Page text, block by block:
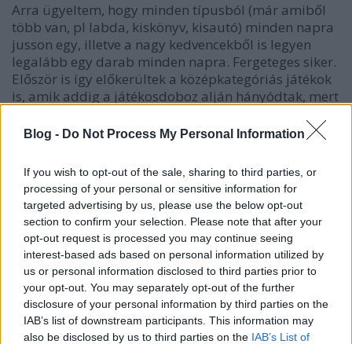
Blog - Do Not Process My Personal Information
If you wish to opt-out of the sale, sharing to third parties, or
processing of your personal or sensitive information for
targeted advertising by us, please use the below opt-out
section to confirm your selection. Please note that after your
opt-out request is processed you may continue seeing
interest-based ads based on personal information utilized by
us or personal information disclosed to third parties prior to
your opt-out. You may separately opt-out of the further
disclosure of your personal information by third parties on the
IAB’s list of downstream participants. This information may
also be disclosed by us to third parties on the IAB’s List of
Arra ügyeltem, hogy minden típusból (már amiből
több van, pl labda, kiskönyv, kisautó) minden napra
jusson egy, illetve a nagy kedvencekből is legyen
legalább egy darab minden napra. Fergeteges siker.
Először is így előkerültek a középkategóriás játékok
is, amik addig a játékosdoboz alján hányódtak, mert
érdekesek) másrészt 6 nap pont elég arra, hogy
addig le se tojt. Nincs játékdömping, ötszáz játék
széthányva a szobában, könnyű rendet rakni/tartani.
Legalábbis most még.
Reggelente a kis bogár tapsikolva várja, hogy
előkerüljön a szekrény mélyéről a napi doboz, majd
lelkes felfedezőként veti rá magát és rámolja ki nagy
gyönyörűséggel. Ezalatt én meg tudok reggelizni,
meg nagyjából összarámolni a tegnap romjaibőól a
lakást. Már ezért megéri :)))